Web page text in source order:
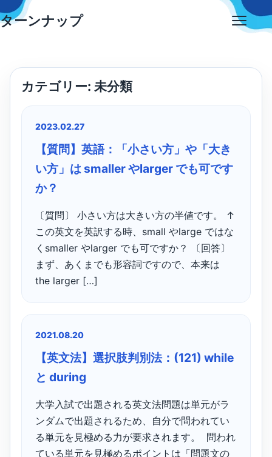
Skip
to
ターンナップ
カテゴリー: 未分類
2023.02.27
【質問】英語：「小さい方」や「大き
い方」は smaller やlarger でも可です
か？
〔質問〕 小さい方は大きい方の半値です。 ↑
この英文を英訳する時、small やlarge ではな
くsmaller やlarger でも可ですか？ 〔回答〕
まず、あくまでも形容詞ですので、本来は
the larger […]
2021.08.20
【英文法】選択肢判別法：(121) while
と during
大学入試で出題される英文法問題は単元がラ
ンダムで出題されるため、自分で問われてい
る単元を見極める力が要求されます。 問われ
ている単元を見極めるポイントは「問題文の